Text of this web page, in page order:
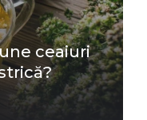
ceaiuri